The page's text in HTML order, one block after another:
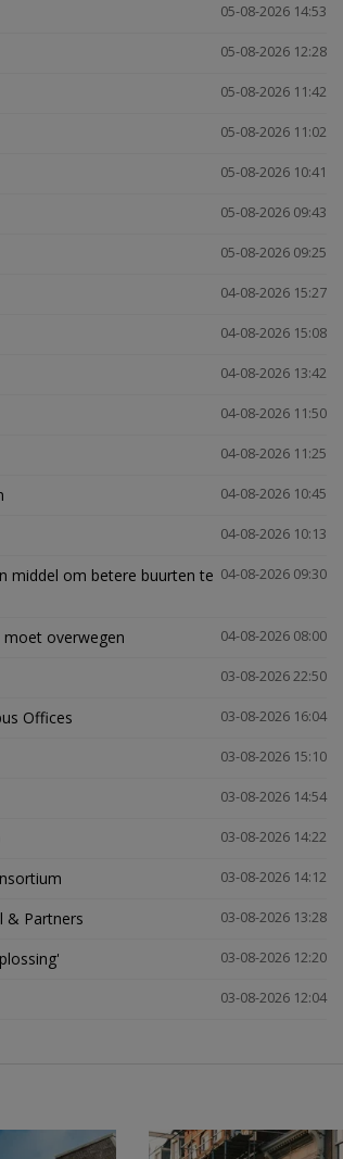
05-08-2026 14:53
05-08-2026 12:28
05-08-2026 11:42
05-08-2026 11:02
05-08-2026 10:41
05-08-2026 09:43
05-08-2026 09:25
04-08-2026 15:27
04-08-2026 15:08
04-08-2026 13:42
04-08-2026 11:50
04-08-2026 11:25
04-08-2026 10:45
04-08-2026 10:13
04-08-2026 09:30
middel om betere buurten te
04-08-2026 08:00
moet overwegen
03-08-2026 22:50
03-08-2026 16:04
Offices
03-08-2026 15:10
03-08-2026 14:54
03-08-2026 14:22
03-08-2026 14:12
03-08-2026 13:28
& Partners
03-08-2026 12:20
03-08-2026 12:04